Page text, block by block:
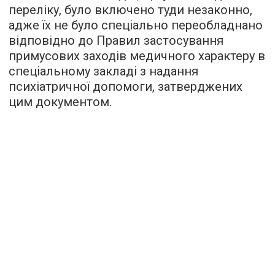
переліку, було включено туди незаконно,
адже їх не було спеціально переобладнано
відповідно до Правил застосування
примусових заходів медичного характеру в
спеціальному закладі з надання
психіатричної допомоги, затверджених
цим документом.